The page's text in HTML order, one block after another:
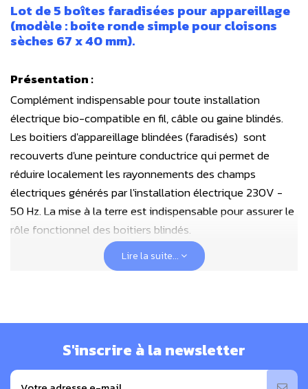
Lot de 5 boîtes faradisées pour appareillage
(modèle : boite ronde simple pour cloisons
sèches 67 x 40 mm).
Présentation :
Complément indispensable pour toute installation
électrique bio-compatible en fil, câble ou gaine blindés.
Les boitiers d'appareillage blindées (faradisés) sont
recouverts d'une peinture conductrice qui permet de
réduire localement les rayonnements des champs
électriques générés par l'installation électrique 230V -
50 Hz. La mise à la terre est indispensable pour assurer le
rôle fonctionnel des boitiers blindés.
Les boitiers d'appareillage faradisés sont spécialement
complément des autres mesures de réduction des
interrupteurs automatiques de champ IAC
rallonges et multiprises blindées,filtres secteur).
Lire la suite...
S'inscrire à la newsletter